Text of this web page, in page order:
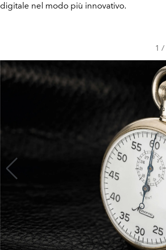
digitale nel modo più innovativo.
1 /